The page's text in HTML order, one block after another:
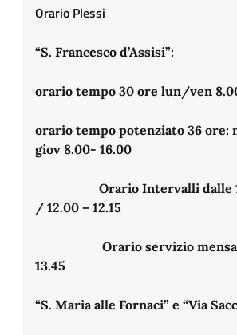
Orario Plessi
“S. Francesco d’Assisi”:
orario tempo 30 ore lun/ven
orario tempo potenziato 36
giov 8.00- 16.00
Orario Intervalli dalle
/ 12.00 – 12.15
Orario servizio mensa
13.45
“S. Maria alle Fornaci” e “Via